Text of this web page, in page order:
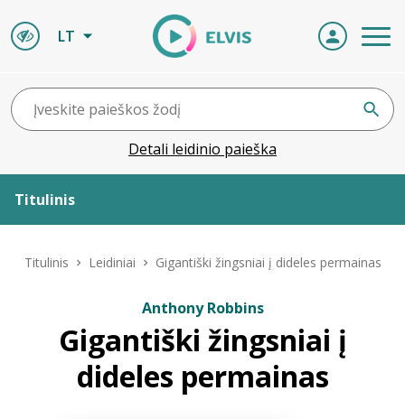
LT
Detali leidinio paieška
Titulinis
ELVIS atvyksta
Titulinis Leidiniai Gigantiški žingsniai į dideles permainas
Anthony Robbins
Gigantiški žingsniai į
dideles permainas